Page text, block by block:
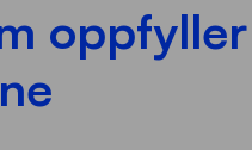
oppfyller